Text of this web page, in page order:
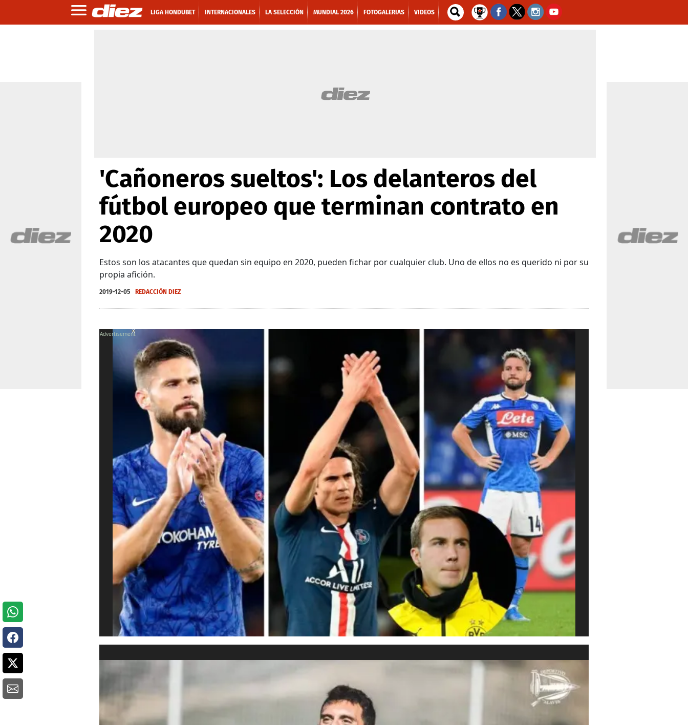
LIGA HONDUBET INTERNACIONALES LA SELECCIÓN MUNDIAL 2026 FOTOGALERIAS VIDEOS
'Cañoneros sueltos': Los delanteros del
fútbol europeo que terminan contrato en
2020
Estos son los atacantes que quedan sin equipo en 2020, pueden fichar por cualquier club. Uno de ellos no es querido ni por su
propia afición.
2019-12-05 REDACCIÓN DIEZ
X